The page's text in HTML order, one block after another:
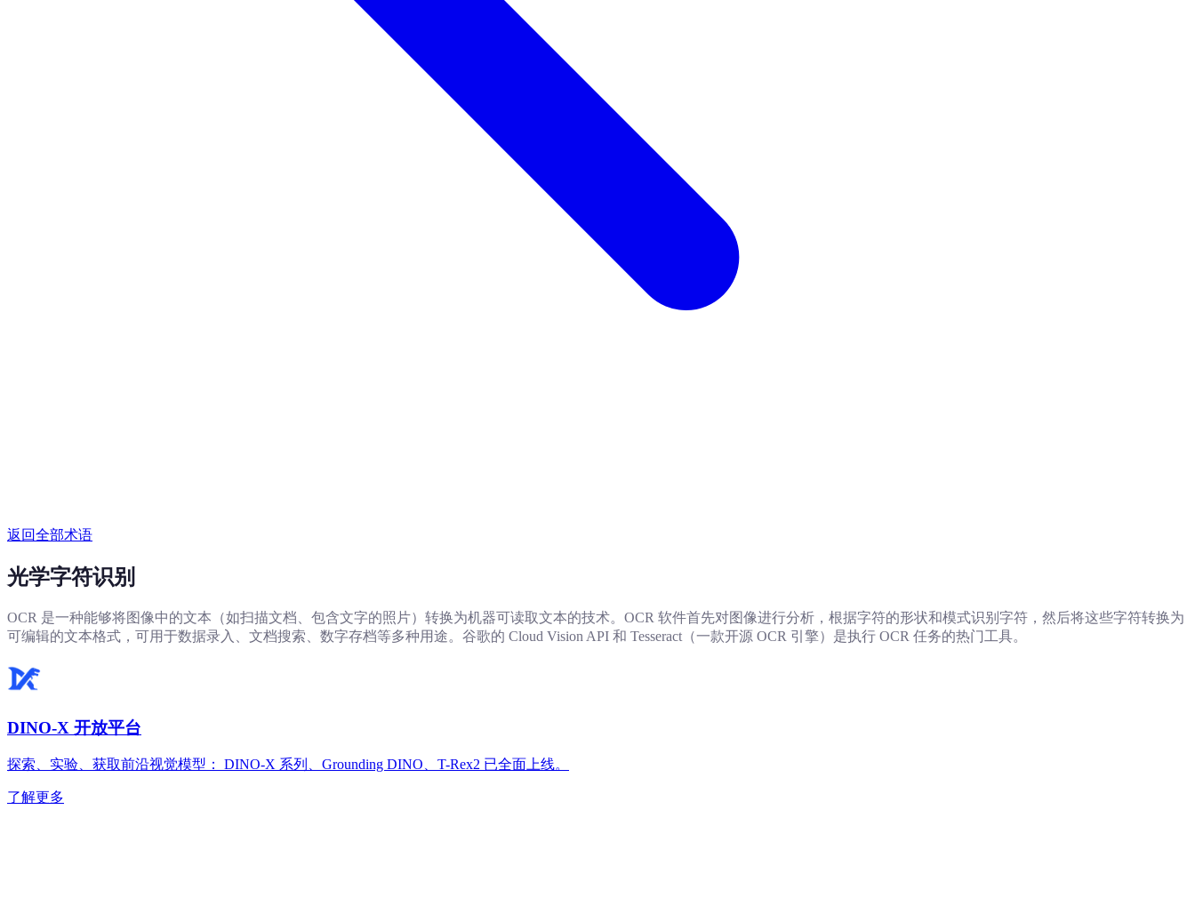
返回全部术语
光学字符识别
OCR 是一种能够将图像中的文本（如扫描文档、包含文字的照片）转换为机器可读取文本的技术。OCR 软件首先对图像进行分析，根据字符的形状和模式识别字符，然后将这些字符转换为
可编辑的文本格式，可用于数据录入、文档搜索、数字存档等多种用途。谷歌的 Cloud Vision API 和 Tesseract（一款开源 OCR 引擎）是执行 OCR 任务的热门工具。
DINO-X 开放平台
探索、实验、获取前沿视觉模型： DINO-X 系列、Grounding DINO、T-Rex2 已全面上线。
了解更多